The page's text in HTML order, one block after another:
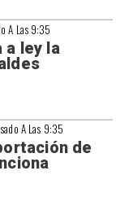
A Las 9:35
a ley la
A Las 9:35
de